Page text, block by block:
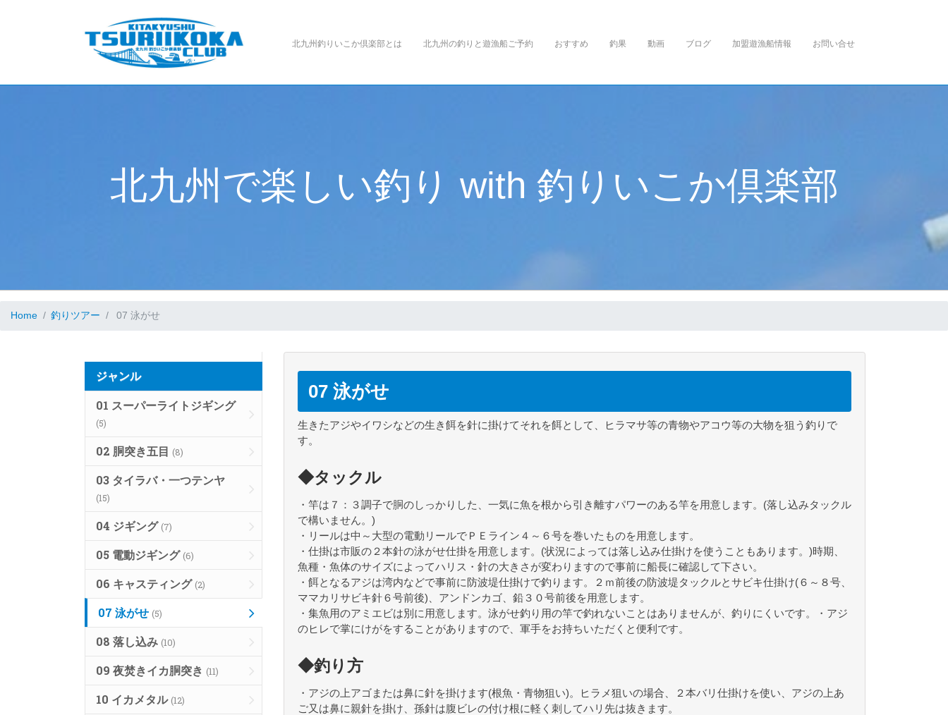
北九州釣りいこか倶楽部とは 北九州の釣りと遊漁船ご予約 おすすめ 釣果 動画 ブログ 加盟遊漁船情報 お問い合せ
.
北九州 で楽 し い釣 り with 釣 り いこ か倶楽部
Home 釣りツアー 07 泳がせ
07 泳がせ
生きたアジやイワシなどの生き餌を針に掛けてそれを餌として、ヒラマサ等の青物やアコウ等の大物を狙う釣りで
す。
◆タックル
・竿は７：３調子で胴のしっかりした、一気に魚を根から引き離すパワーのある竿を用意します。(落し込みタックル
で構いません。)
・リールは中～大型の電動リールでＰＥライン４～６号を巻いたものを用意します。
・仕掛は市販の２本針の泳がせ仕掛を用意します。(状況によっては落し込み仕掛けを使うこともあります。)時期、
魚種・魚体のサイズによってハリス・針の大きさが変わりますので事前に船長に確認して下さい。
・餌となるアジは湾内などで事前に防波堤仕掛けで釣ります。２ｍ前後の防波堤タックルとサビキ仕掛け(６～８号、
ママカリサビキ針６号前後)、アンドンカゴ、鉛３０号前後を用意します。
・集魚用のアミエビは別に用意します。泳がせ釣り用の竿で釣れないことはありませんが、釣りにくいです。・アジ
のヒレで掌にけがをすることがありますので、軍手をお持ちいただくと便利です。
◆釣り方
・アジの上アゴまたは鼻に針を掛けます(根魚・青物狙い)。ヒラメ狙いの場合、２本バリ仕掛けを使い、アジの上あ
ご又は鼻に親針を掛け、孫針は腹ビレの付け根に軽く刺してハリ先は抜きます。
ジャンル
01 スーパーライトジギング
(5)
02 胴突き五目 (8)
03 タイラバ・一つテンヤ
(15)
04 ジギング (7)
05 電動ジギング (6)
06 キャスティング (2)
07 泳がせ (5)
08 落し込み (10)
09 夜焚きイカ胴突き (11)
10 イカメタル (12)